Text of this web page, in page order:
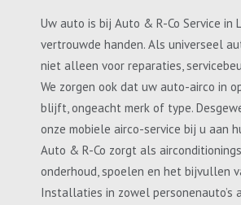
Uw auto is bij Auto & R-Co Service in
vertrouwde handen. Als universeel
niet alleen voor reparaties,
We zorgen ook dat uw auto-airco in
blijft, ongeacht merk of type.
onze mobiele airco-service bij u aan
Auto & R-Co zorgt als
onderhoud, spoelen en het bijvullen
Installaties in zowel personenauto’s